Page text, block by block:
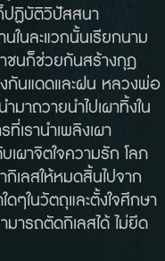
ปฏิบัติวิปัสสนา
นละแวกนั้นเรียกนาม
ชนก็ช่วยกันสร้างกุฎ
กันแดดและฝน หลวงพ่อ
าถวายนำไปเผาทิ้งใน
เรานำเพลิงเผา
ผาจิตใจความรัก โลภ
เลสให้หมดสิ้นไปจาก
ๆในวัตถุและตั้งใจศึกษา
ารถตัดกิเลสได้ ไม่ยึด